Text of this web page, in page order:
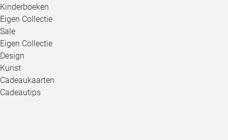
Kinderboeken
Eigen Collectie
Sale
Eigen Collectie
Design
Kunst
Cadeaukaarten
Cadeautips